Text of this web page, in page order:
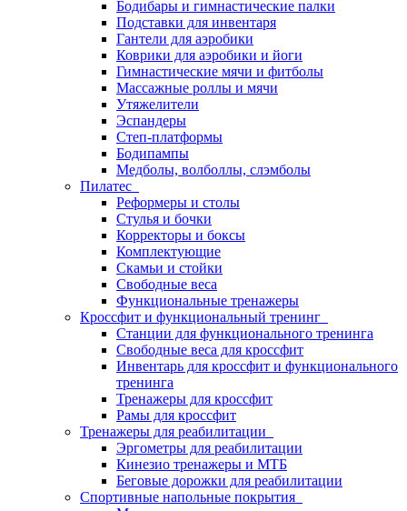
Бодибары и гимнастические палки
Подставки для инвентаря
Гантели для аэробики
Коврики для аэробики и йоги
Гимнастические мячи и фитболы
Массажные роллы и мячи
Утяжелители
Эспандеры
Степ-платформы
Бодипампы
Медболы, волболлы, слэмболы
Пилатес
Реформеры и столы
Стулья и бочки
Корректоры и боксы
Комплектующие
Скамьи и стойки
Свободные веса
Функциональные тренажеры
Кроссфит и функциональный тренинг
Станции для функционального тренинга
Свободные веса для кроссфит
Инвентарь для кроссфит и функционального
тренинга
Тренажеры для кроссфит
Рамы для кроссфит
Тренажеры для реабилитации
Эргометры для реабилитации
Кинезио тренажеры и МТБ
Беговые дорожки для реабилитации
Спортивные напольные покрытия